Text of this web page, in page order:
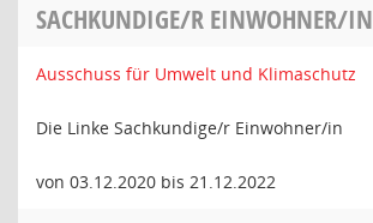
SACHKUNDIGE/R EINWOHNER/IN
Ausschuss für Umwelt und Klimaschutz
Die Linke Sachkundige/r Einwohner/in
von 03.12.2020 bis 21.12.2022